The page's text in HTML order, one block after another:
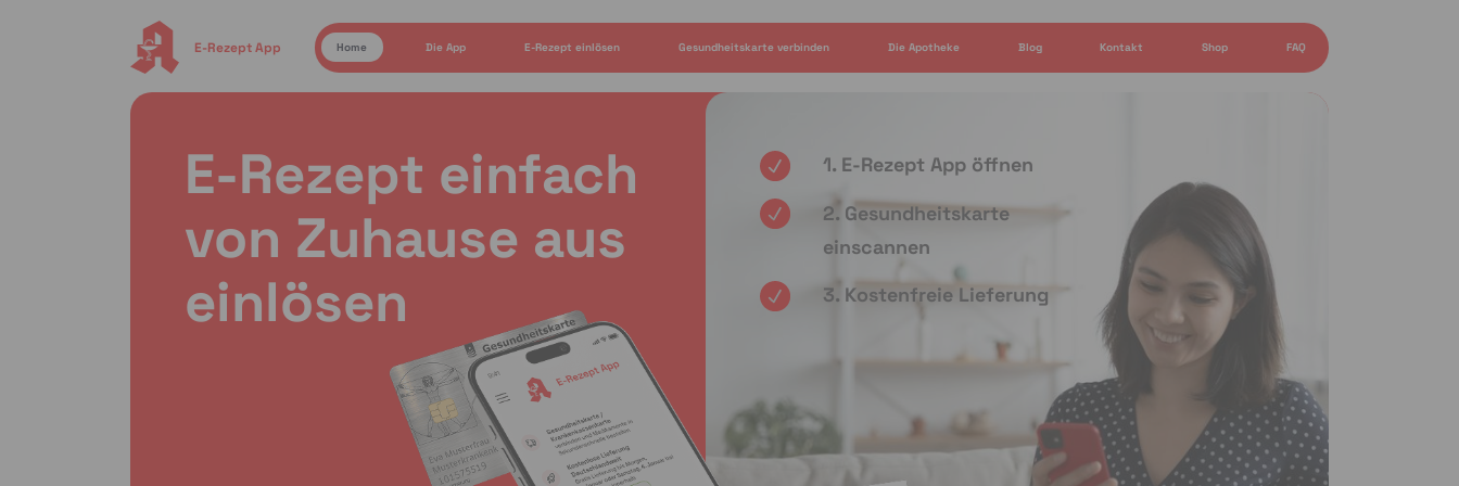
E-Rezept App Home Die App E-Rezept einlösen Gesundheitskarte verbinden Die Apotheke Blog Kontakt Shop FAQ
E-Rezept einfach
von Zuhause aus
einlösen
1. E-Rezept App öffnen
2. Gesundheitskarte
einscannen
3. Kostenfreie Lieferung